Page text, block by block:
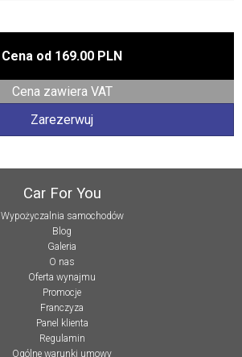
Cena od 169.00 PLN
Cena zawiera VAT
Zarezerwuj
Car For You
Wypożyczalnia samochodów
Blog
Galeria
O nas
Oferta wynajmu
Promocje
Franczyza
Panel klienta
Regulamin
Ogólne warunki umowy